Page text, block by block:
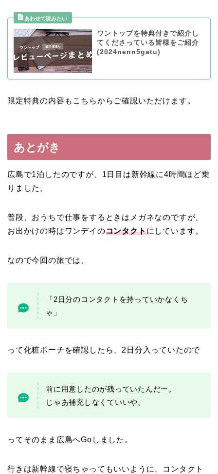
ワントップを特典付きで紹介し
てくださっている皆様をご紹介
(2024nenn5gatu)
限定特典の内容もこちらからご確認いただけます。
あとがき
広島で1泊したのですが、1日目は新幹線に4時間ほど乗
りました。
普段、おうちで仕事をするときはメガネなのですが、
お出かけの時はワンデイのコンタクトにしています。
なので今回の旅では、
「2日分のコンタクトを持っていかなくち
ゃ」
って化粧ポーチを確認したら、2日分入っていたので
前に用意したのが残っていたんだー。
じゃあ補充しなくていいや。
ってそのまま広島へGoしました。
行きは新幹線で寝ちゃってもいいように、コンタクト